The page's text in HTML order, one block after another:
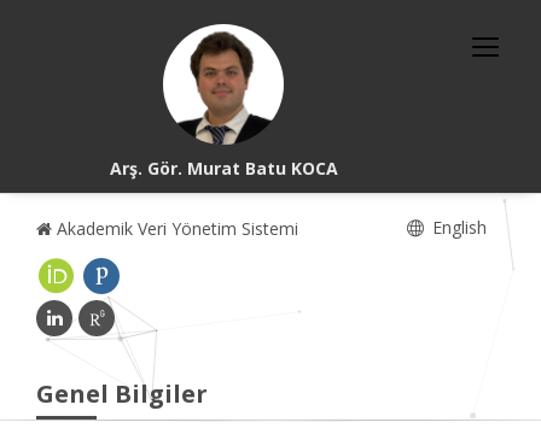
Arş. Gör. Murat Batu KOCA
Akademik Veri Yönetim Sistemi English
Genel Bilgiler